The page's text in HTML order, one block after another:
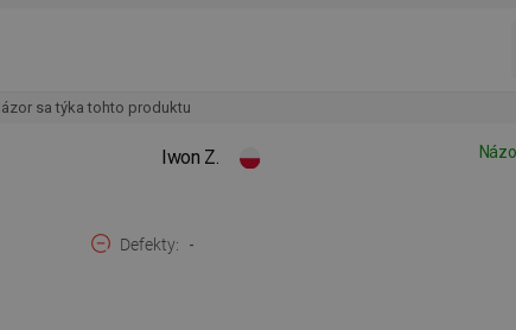
sa týka tohto produktu
Iwon Z.
Defekty -